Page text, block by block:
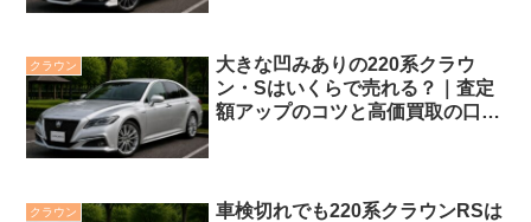
クラウン
大きな凹みありの220系クラウ
ン・Sはいくらで売れる？｜査定
額アップのコツと高価買取の口コ
クラウン
車検切れでも220系クラウンRSは